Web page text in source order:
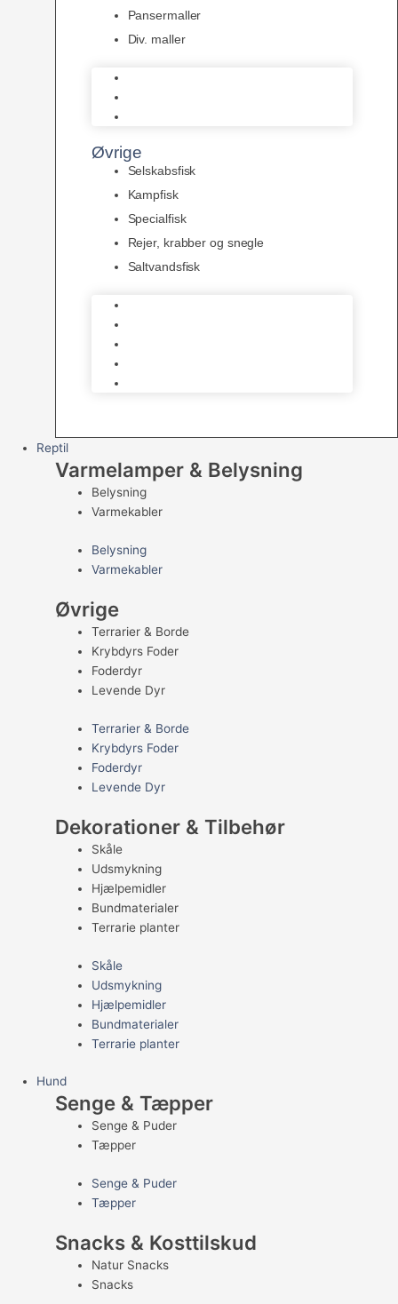
Pansermaller
Div. maller
Øvrige
Selskabsfisk
Kampfisk
Specialfisk
Rejer, krabber og snegle
Saltvandsfisk
Reptil
Varmelamper & Belysning
Belysning
Varmekabler
Belysning
Varmekabler
Øvrige
Terrarier & Borde
Krybdyrs Foder
Foderdyr
Levende Dyr
Terrarier & Borde
Krybdyrs Foder
Foderdyr
Levende Dyr
Dekorationer & Tilbehør
Skåle
Udsmykning
Hjælpemidler
Bundmaterialer
Terrarie planter
Skåle
Udsmykning
Hjælpemidler
Bundmaterialer
Terrarie planter
Hund
Senge & Tæpper
Senge & Puder
Tæpper
Senge & Puder
Tæpper
Snacks & Kosttilskud
Natur Snacks
Snacks